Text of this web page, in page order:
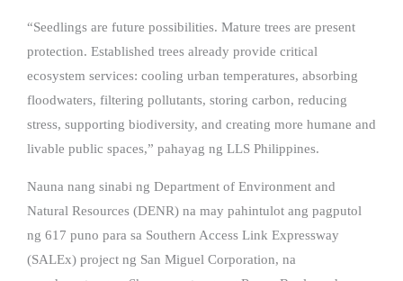
“Seedlings are future possibilities. Mature trees are present
protection. Established trees already provide critical
ecosystem services: cooling urban temperatures, absorbing
floodwaters, filtering pollutants, storing carbon, reducing
stress, supporting biodiversity, and creating more humane and
livable public spaces,” pahayag ng LLS Philippines.
Nauna nang sinabi ng Department of Environment and
Natural Resources (DENR) na may pahintulot ang pagputol
ng 617 puno para sa Southern Access Link Expressway
(SALEx) project ng San Miguel Corporation, na